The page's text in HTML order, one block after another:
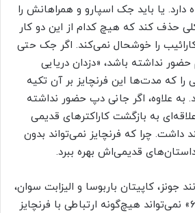
۶» دو راه دارد. یا باید جک اسپارو و همراهانش را
کلی حذف کند که هیچ کدام از این دو کار
کارائیب را خوشحال نمی‌کند. اگر جک حتی
نداشته باشد، «دزدان دریایی
داستانی را که مدت‌ها این فرنچایز بر آن تکیه
به علاوه، اگر جانی دپ حضور نداشته
به بازگشت کاراکترهای قدیمی
داشت. چرا که فرنچایز نمی‌تواند بدون
قدیمی‌اش بهره ببرد.
کاپیتان باربوسا و الیزابت سوان،
«دزدان دریایی کارائیب ۶» نمی‌تواند هیچ‌گونه ارتباطی با فرنچایز